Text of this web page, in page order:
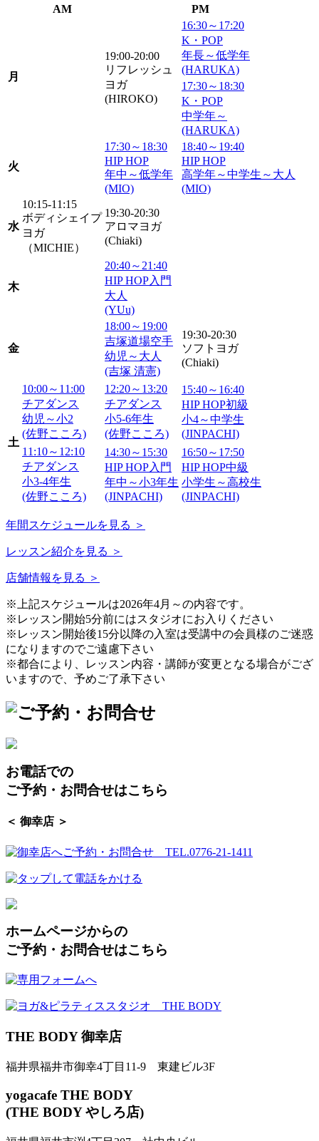
AM PM
月
19:00-20:00
リフレッシュ
ヨガ
(HIROKO)
16:30～17:20
K・POP
年長～低学年
(HARUKA)
17:30～18:30
K・POP
中学年～
(HARUKA)
火
17:30～18:30
HIP HOP
年中～低学年
(MIO)
18:40～19:40
HIP HOP
高学年～中学生～大人
(MIO)
水
10:15-11:15
ボディシェイプ
ヨガ
（MICHIE）
19:30-20:30
アロマヨガ
(Chiaki)
木
20:40～21:40
HIP HOP入門
大人
(YUu)
金
18:00～19:00
吉塚道場空手
幼児～大人
(吉塚 清憲)
19:30-20:30
ソフトヨガ
(Chiaki)
土
10:00～11:00
チアダンス
幼児～小2
(佐野こころ)
12:20～13:20
チアダンス
小5-6年生
(佐野こころ)
15:40～16:40
HIP HOP初級
小4～中学生
(JINPACHI)
11:10～12:10
チアダンス
小3-4年生
(佐野こころ)
14:30～15:30
HIP HOP入門
年中～小3年生
(JINPACHI)
16:50～17:50
HIP HOP中級
小学生～高校生
(JINPACHI)
年間スケジュールを見る ＞
レッスン紹介を見る ＞
店舗情報を見る ＞
※上記スケジュールは2026年4月～の内容です。
※レッスン開始5分前にはスタジオにお入りください
※レッスン開始後15分以降の入室は受講中の会員様のご迷惑
になりますのでご遠慮下さい
※都合により、レッスン内容・講師が変更となる場合がござ
いますので、予めご了承下さい
お電話での
ご予約・お問合せはこちら
＜ 御幸店 ＞
ホームページからの
ご予約・お問合せはこちら
THE BODY 御幸店
福井県福井市御幸4丁目11-9 東建ビル3F
yogacafe THE BODY
(THE BODY やしろ店)